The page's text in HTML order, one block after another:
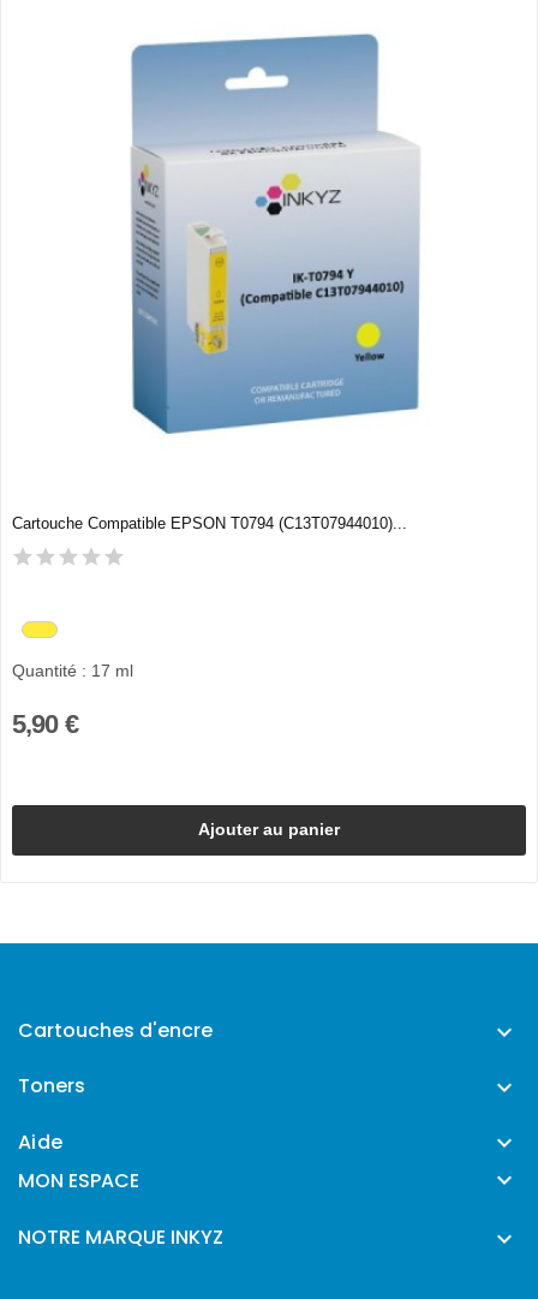
Cartouche Compatible EPSON T0794 (C13T07944010)...
Quantité : 17 ml
5,90 €
Ajouter au panier
Cartouches d'encre 
Toners 
Aide 
MON ESPACE 
NOTRE MARQUE INKYZ 